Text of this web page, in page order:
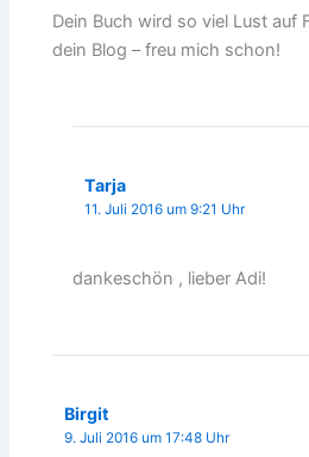
Dein Buch wird so viel Lust auf
dein Blog – freu mich schon!
Tarja
11. Juli 2016 um 9:21 Uhr
dankeschön , lieber Adi!
Birgit
9. Juli 2016 um 17:48 Uhr